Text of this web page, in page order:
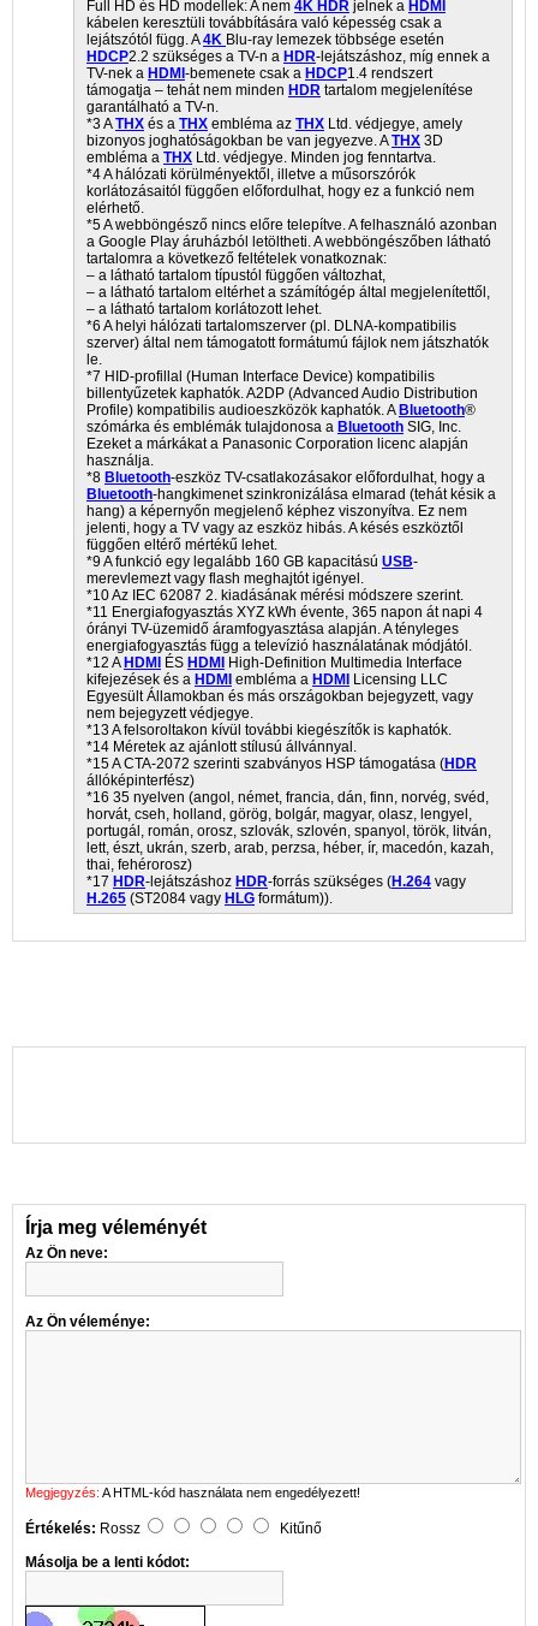
Full HD és HD modellek: A nem 4K HDR jelnek a HDMI
kábelen keresztüli továbbítására való képesség csak a
lejátszótól függ. A4K Blu-ray lemezek többsége esetén
HDCP2.2 szükséges a TV-n a HDR-lejátszáshoz, míg ennek a
TV-nek a HDMI-bemenete csak a HDCP1.4 rendszert
támogatja – tehát nem minden HDR tartalom megjelenítése
garantálható a TV-n.
*3 ATHX és a THX embléma az THX Ltd. védjegye, amely
bizonyos joghatóságokban be van jegyezve. ATHX 3D
embléma a THX Ltd. védjegye. Minden jog fenntartva.
*4 A hálózati körülményektől, illetve a műsorszórók
korlátozásaitól függően előfordulhat, hogy ez a funkció nem
elérhető.
*5 A webböngésző nincs előre telepítve. A felhasználó azonban
a Google Play áruházból letöltheti. A webböngészőben látható
tartalomra a következő feltételek vonatkoznak:
– a látható tartalom típustól függően változhat,
– a látható tartalom eltérhet a számítógép által megjelenítettől,
– a látható tartalom korlátozott lehet.
*6 A helyi hálózati tartalomszerver (pl. DLNA-kompatibilis
szerver) által nem támogatott formátumú fájlok nem játszhatók
le.
*7 HID-profillal (Human Interface Device) kompatibilis
billentyűzetek kaphatók. A2DP (Advanced Audio Distribution
Profile) kompatibilis audioeszközök kaphatók. ABluetooth®
szómárka és emblémák tulajdonosa a Bluetooth SIG, Inc.
Ezeket a márkákat a Panasonic Corporation licenc alapján
használja.
*8 Bluetooth-eszköz TV-csatlakozásakor előfordulhat, hogy a
Bluetooth-hangkimenet szinkronizálása elmarad (tehát késik a
hang) a képernyőn megjelenő képhez viszonyítva. Ez nem
jelenti, hogy a TV vagy az eszköz hibás. A késés eszköztől
függően eltérő mértékű lehet.
*9 A funkció egy legalább 160 GB kapacitású USB-
merevlemezt vagy flash meghajtót igényel.
*10 Az IEC 62087 2. kiadásának mérési módszere szerint.
*11 Energiafogyasztás XYZ kWh évente, 365 napon át napi 4
órányi TV-üzemidő áramfogyasztása alapján. A tényleges
energiafogyasztás függ a televízió használatának módjától.
*12 AHDMI ÉS HDMI High-Definition Multimedia Interface
kifejezések és a HDMI embléma a HDMI Licensing LLC
Egyesült Államokban és más országokban bejegyzett, vagy
nem bejegyzett védjegye.
*13 A felsoroltakon kívül további kiegészítők is kaphatók.
*14 Méretek az ajánlott stílusú állvánnyal.
*15 A CTA-2072 szerinti szabványos HSP támogatása (HDR
állóképinterfész)
*16 35 nyelven (angol, német, francia, dán, finn, norvég, svéd,
horvát, cseh, holland, görög, bolgár, magyar, olasz, lengyel,
portugál, román, orosz, szlovák, szlovén, spanyol, török, litván,
lett, észt, ukrán, szerb, arab, perzsa, héber, ír, macedón, kazah,
thai, fehérorosz)
*17 HDR-lejátszáshoz HDR-forrás szükséges (H.264 vagy
H.265 (ST2084 vagy HLG formátum)).
Írja meg véleményét
Az Ön neve:
Az Ön véleménye:
Megjegyzés: A HTML-kód használata nem engedélyezett!
Értékelés: Rossz
Kitűnő
Másolja be a lenti kódot: